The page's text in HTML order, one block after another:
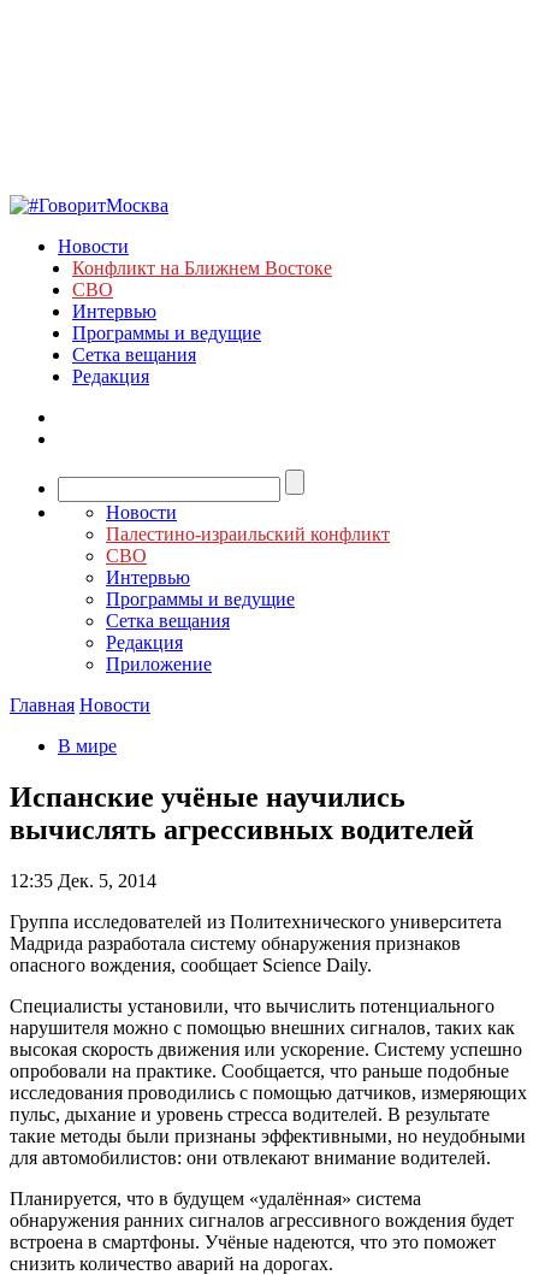
Новости
Конфликт на Ближнем Востоке
СВО
Интервью
Программы и ведущие
Сетка вещания
Редакция
Новости
Палестино-израильский конфликт
СВО
Интервью
Программы и ведущие
Сетка вещания
Редакция
Приложение
Главная Новости
В мире
Испанские учёные научились
вычислять агрессивных водителей
12:35 Дек. 5, 2014
Группа исследователей из Политехнического университета
Мадрида разработала систему обнаружения признаков
опасного вождения, сообщает Science Daily.
Специалисты установили, что вычислить потенциального
нарушителя можно с помощью внешних сигналов, таких как
высокая скорость движения или ускорение. Систему успешно
опробовали на практике. Сообщается, что раньше подобные
исследования проводились с помощью датчиков, измеряющих
пульс, дыхание и уровень стресса водителей. В результате
такие методы были признаны эффективными, но неудобными
для автомобилистов: они отвлекают внимание водителей.
Планируется, что в будущем «удалённая» система
обнаружения ранних сигналов агрессивного вождения будет
встроена в смартфоны. Учёные надеются, что это поможет
снизить количество аварий на дорогах.